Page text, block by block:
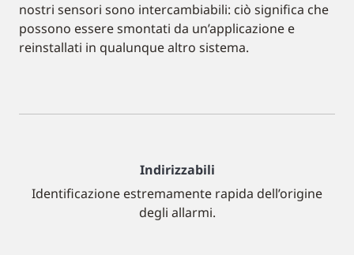
nostri sensori sono intercambiabili: ciò significa che
possono essere smontati da un’applicazione e
reinstallati in qualunque altro sistema.
Indirizzabili
Identificazione estremamente rapida dell’origine
degli allarmi.